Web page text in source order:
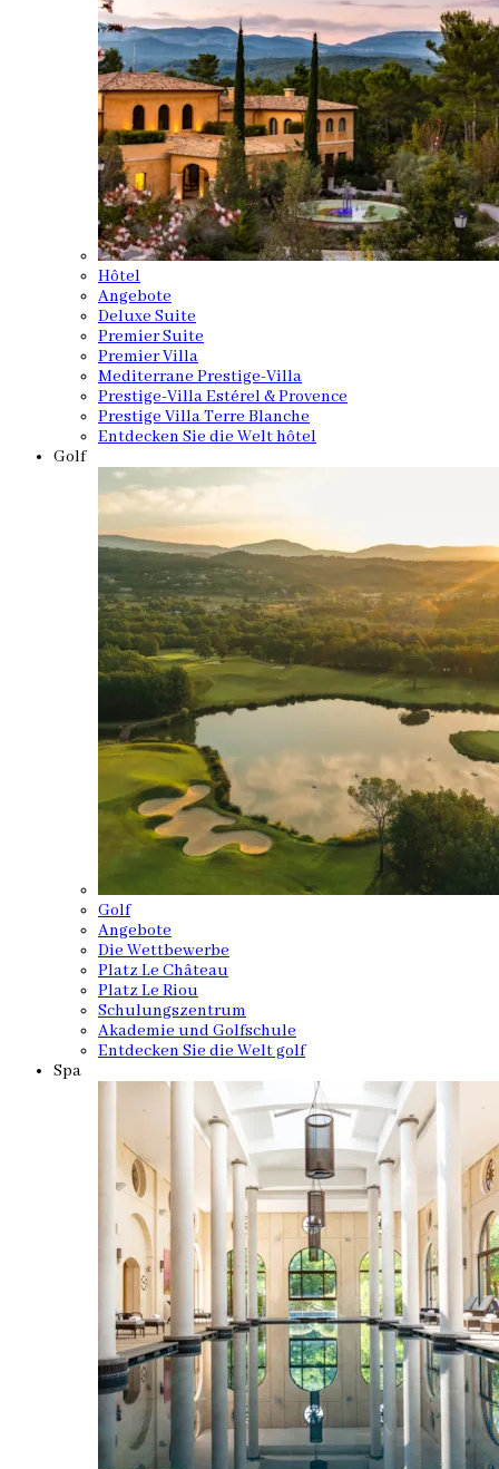
Hôtel
Angebote
Deluxe Suite
Premier Suite
Premier Villa
Mediterrane Prestige-Villa
Prestige-Villa Estérel & Provence
Prestige Villa Terre Blanche
Entdecken Sie die Welt hôtel
Golf
Golf
Angebote
Die Wettbewerbe
Platz Le Château
Platz Le Riou
Schulungszentrum
Akademie und Golfschule
Entdecken Sie die Welt golf
Spa